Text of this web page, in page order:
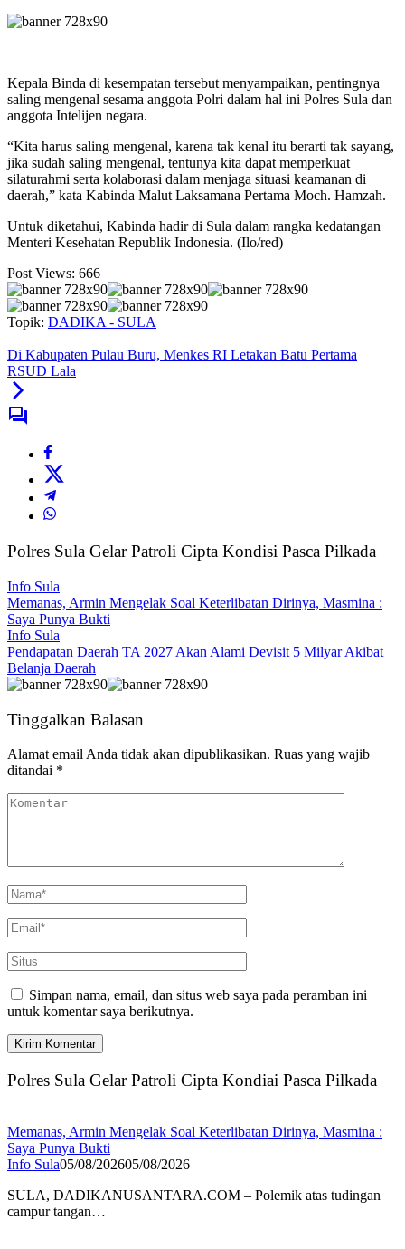
Kepala Binda di kesempatan tersebut menyampaikan, pentingnya
saling mengenal sesama anggota Polri dalam hal ini Polres Sula dan
anggota Intelijen negara.
“Kita harus saling mengenal, karena tak kenal itu berarti tak sayang,
jika sudah saling mengenal, tentunya kita dapat memperkuat
silaturahmi serta kolaborasi dalam menjaga situasi keamanan di
daerah,” kata Kabinda Malut Laksamana Pertama Moch. Hamzah.
Untuk diketahui, Kabinda hadir di Sula dalam rangka kedatangan
Menteri Kesehatan Republik Indonesia. (Ilo/red)
Post Views: 666
Topik: DADIKA - SULA
Di Kabupaten Pulau Buru, Menkes RI Letakan Batu Pertama
RSUD Lala
Polres Sula Gelar Patroli Cipta Kondisi Pasca Pilkada
Info Sula
Memanas, Armin Mengelak Soal Keterlibatan Dirinya, Masmina :
Saya Punya Bukti
Info Sula
Pendapatan Daerah TA 2027 Akan Alami Devisit 5 Milyar Akibat
Belanja Daerah
Tinggalkan Balasan
Alamat email Anda tidak akan dipublikasikan. Ruas yang wajib
ditandai *
Simpan nama, email, dan situs web saya pada peramban ini
untuk komentar saya berikutnya.
Polres Sula Gelar Patroli Cipta Kondiai Pasca Pilkada
Memanas, Armin Mengelak Soal Keterlibatan Dirinya, Masmina :
Saya Punya Bukti
Info Sula05/08/202605/08/2026
SULA, DADIKANUSANTARA.COM – Polemik atas tudingan
campur tangan…